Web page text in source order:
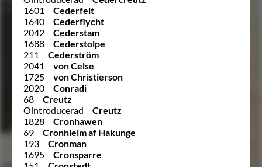
1601
Cederfelt
1640
Cederflycht
2042
Cederstam
1688
Cederstolpe
211
Cederström
2041
von Celse
1725
von Christierson
2020
Conradi
68
Creutz
Ointroducerad
Creutz
1828
Cronhawen
69
Cronhielm af Hakunge
193
Cronman
1695
Cronsparre